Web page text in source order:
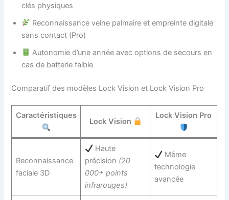
clés physiques
Reconnaissance veine palmaire et empreinte digitale
sans contact (Pro)
Autonomie d’une année avec options de secours en
cas de batterie faible
Comparatif des modèles Lock Vision et Lock Vision Pro
Caractéristiques
Lock Vision
Lock Vision Pro
Reconnaissance
faciale 3D
Haute
précision (20
000+ points
infrarouges)
Même
technologie
avancée